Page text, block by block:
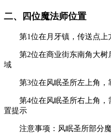
二、四位魔法师位置
第1位在月牙镇，传送点上
第2位在商业街东南角大树
域
第3位在风眠圣所左上角，
第4位在风眠圣所右上角，
置提示
注意事项：风眠圣所部分魔